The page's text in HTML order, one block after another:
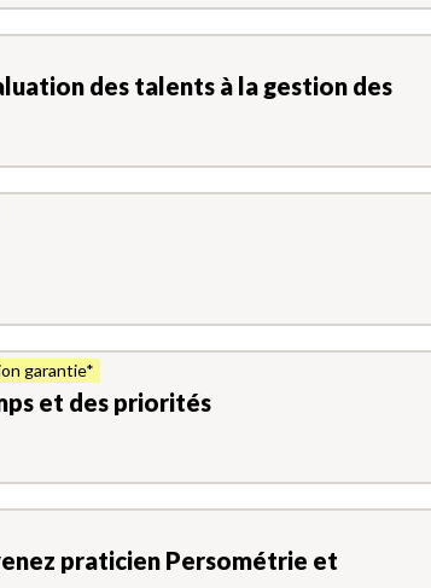
des talents à la gestion des
garantie*
et des priorités
praticien Persométrie et